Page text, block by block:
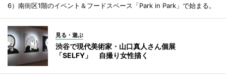
6）南街区1階のイベント＆フードスペース「Park in Park」で始まる。
見る・遊ぶ
渋谷で現代美術家・山口真人さん個展
「SELFY」 自撮り女性描く